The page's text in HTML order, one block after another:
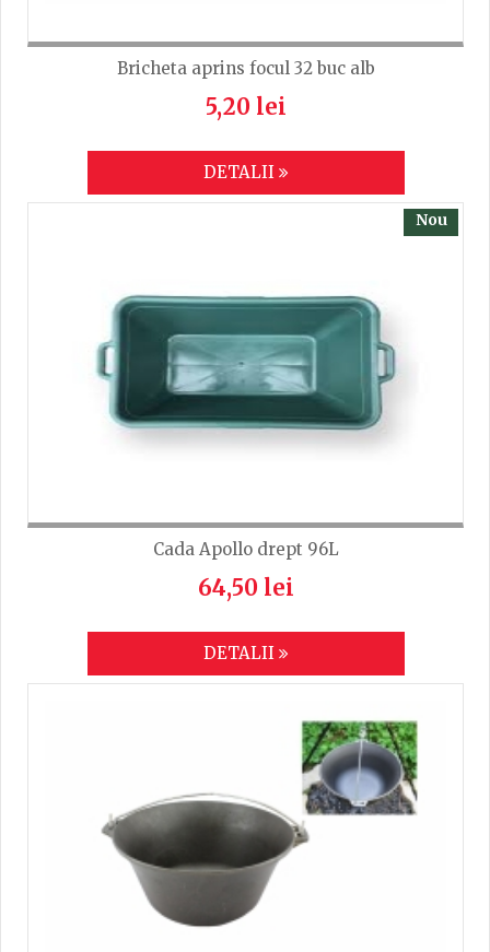
Bricheta aprins focul 32 buc alb
5,20 lei
DETALII
Nou
Cada Apollo drept 96L
64,50 lei
DETALII